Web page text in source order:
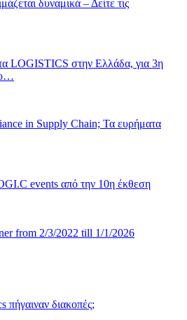
δυναμικά – Δείτε τις
LOGISTICS στην Ελλάδα, για 3η
in Supply Chain; Τα ευρήματα
events από την 10η έκθεση
πήγαιναν διακοπές;